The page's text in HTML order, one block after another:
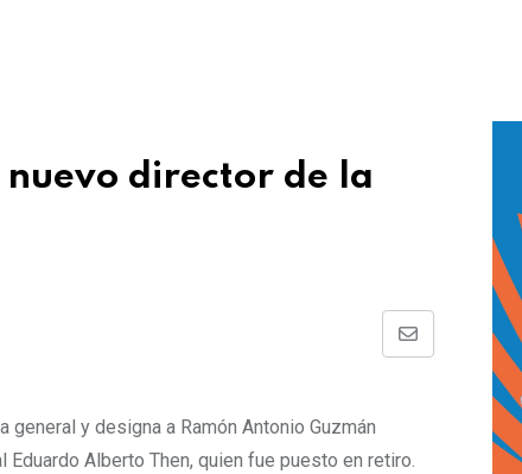
nuevo director de la
y designa a Ramón Antonio Guzmán
Alberto Then, quien fue puesto en retiro.